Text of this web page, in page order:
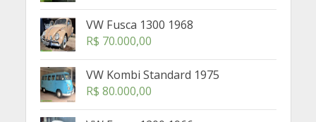
VW Fusca 1300 1968
R$ 70.000,00
VW Kombi Standard 1975
R$ 80.000,00